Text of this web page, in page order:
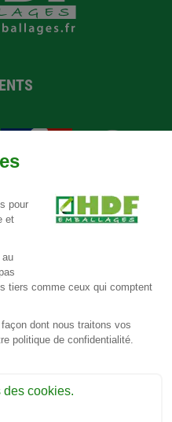
Agrément
préfectoral
Certification
Ecovadis
personnelles